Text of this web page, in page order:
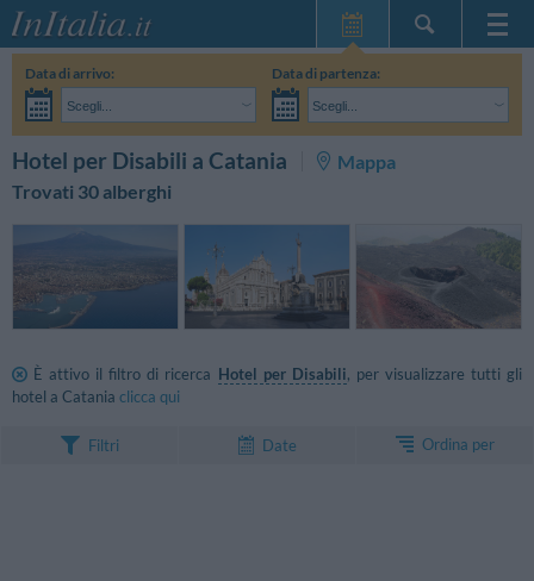
Home Page
Le mie Prenotazioni
InItalia Club
Lingua
Data di arrivo:
Scegli...
Data di partenza:
Scegli...
Hotel per Disabili a Catania
Mappa
Trovati 30 alberghi
È attivo il filtro di ricerca Hotel per Disabili, per visualizzare tutti gli
hotel a Catania clicca qui
Filtri Date Ordina per